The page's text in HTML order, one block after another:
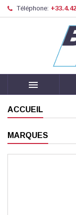
Téléphone:

ACCUEIL
MARQUES